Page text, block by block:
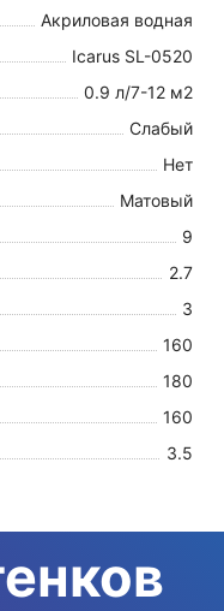
Акриловая водная
Icarus SL-0520
0.9 л/7-12 м2
Слабый
Нет
Матовый
9
2.7
3
160
180
160
3.5